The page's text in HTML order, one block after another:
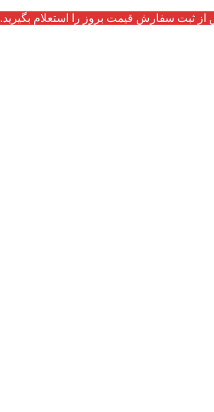
ثبت سفارش قیمت بروز را استعلام بگیرید.